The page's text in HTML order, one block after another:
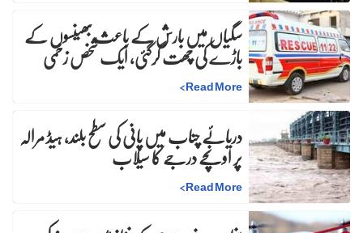
سگیاں میں بارش کے باعث بھینسوں کے
باڑے کی چھت گرگئی، ایک شخص زخمی
Read More
>
دریائے چناب میں پانی کی سطح بلند، ہیڈ مرالہ
پر اونچے درجے کا سیلاب
Read More
>